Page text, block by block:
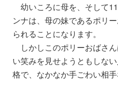
幼いころに母を、そして
ンナは、母の妹であるポリ
られることになります。
しかしこのポリーおばさ
い笑みを見せようともしな
格で、なかなか手ごわい相